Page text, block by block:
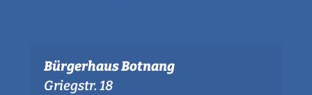
Bürgerhaus Botnang
Griegstr. 18